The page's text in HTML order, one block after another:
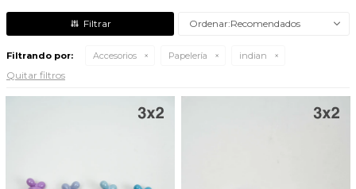
Recomendados
Filtrando por: Accesorios Papelería indian
Quitar filtros